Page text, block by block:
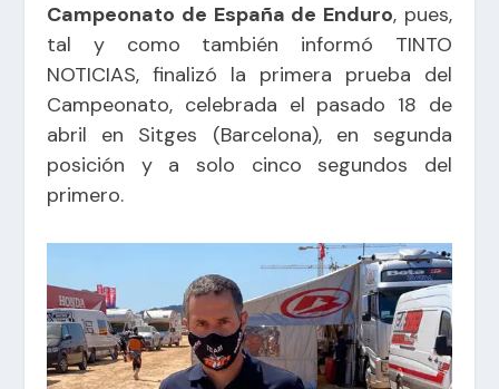
Campeonato de España de Enduro, pues,
tal y como también informó TINTO
NOTICIAS, finalizó la primera prueba del
Campeonato, celebrada el pasado 18 de
abril en Sitges (Barcelona), en segunda
posición y a solo cinco segundos del
primero.